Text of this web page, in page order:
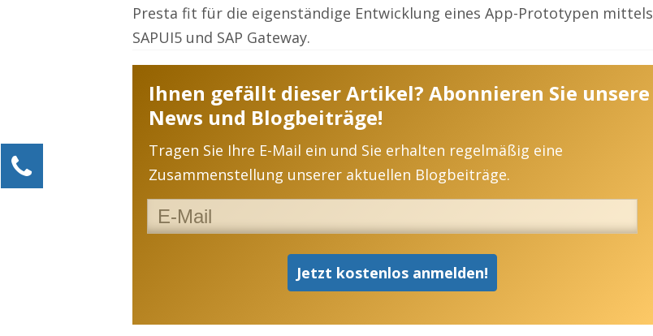
Presta fit für die eigenständige Entwicklung eines App-Prototypen mittels
SAPUI5 und SAP Gateway.
Ihnen gefällt dieser Artikel? Abonnieren Sie unsere
News und Blogbeiträge!
Tragen Sie Ihre E-Mail ein und Sie erhalten regelmäßig eine
Zusammenstellung unserer aktuellen Blogbeiträge.
Kontaktieren Sie uns!
Alexander Kössner-Maier
Kundenservice
Alexander.Koessner-Maier@erlebe-software.de